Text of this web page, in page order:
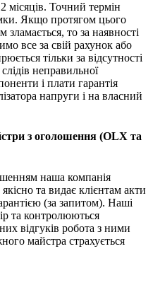
місяців. Точний термін
Якщо протягом цього
зламається, то за наявності
все за свій рахунок або
тільки за відсутності
неправильної
і плати гарантія
напруги і на власний
з оголошення (OLX та
наша компанія
та видає клієнтам акти
(за запитом). Наші
та контролюються
відгуків робота з ними
майстра страхується